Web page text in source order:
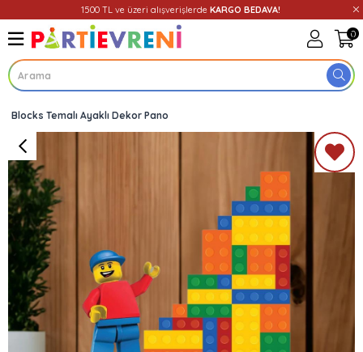
1500 TL ve üzeri alışverişlerde KARGO BEDAVA!
0
Üye Girişi
Blocks Temalı Ayaklı Dekor Pano